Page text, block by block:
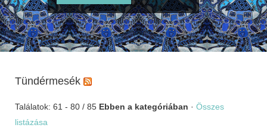
Tündérmesék
Találatok: 61 - 80 / 85 Ebben a kategóriában · Összes
listázása